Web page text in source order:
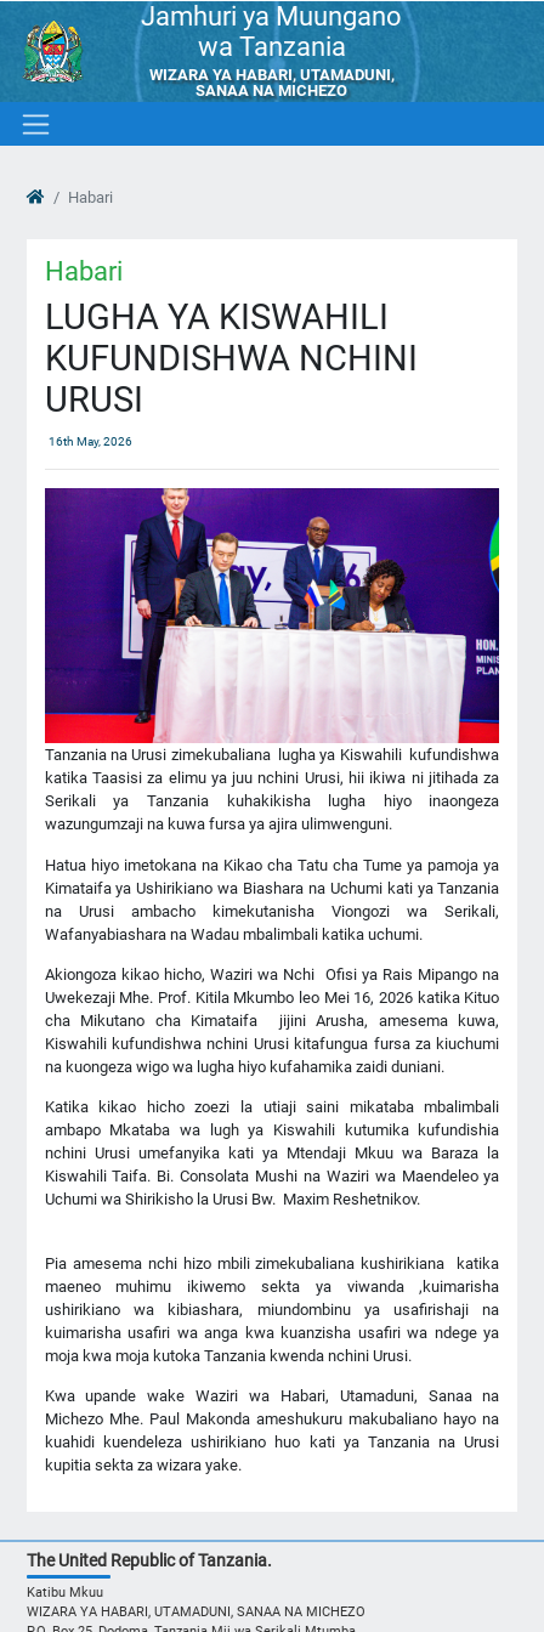
Jamhuri ya Muungano
wa Tanzania
WIZARA YA HABARI, UTAMADUNI,
SANAA NA MICHEZO
Habari
Habari
LUGHA YA KISWAHILI
KUFUNDISHWA NCHINI
URUSI
16th May, 2026
Tanzania na Urusi zimekubaliana lugha ya Kiswahili kufundishwa
katika Taasisi za elimu ya juu nchini Urusi, hii ikiwa ni jitihada za
Serikali ya Tanzania kuhakikisha lugha hiyo inaongeza
wazungumzaji na kuwa fursa ya ajira ulimwenguni.
Hatua hiyo imetokana na Kikao cha Tatu cha Tume ya pamoja ya
Kimataifa ya Ushirikiano wa Biashara na Uchumi kati ya Tanzania
na Urusi ambacho kimekutanisha Viongozi wa Serikali,
Wafanyabiashara na Wadau mbalimbali katika uchumi.
Akiongoza kikao hicho, Waziri wa Nchi Ofisi ya Rais Mipango na
Uwekezaji Mhe. Prof. Kitila Mkumbo leo Mei 16, 2026 katika Kituo
cha Mikutano cha Kimataifa jijini Arusha, amesema kuwa,
Kiswahili kufundishwa nchini Urusi kitafungua fursa za kiuchumi
na kuongeza wigo wa lugha hiyo kufahamika zaidi duniani.
Katika kikao hicho zoezi la utiaji saini mikataba mbalimbali
ambapo Mkataba wa lugh ya Kiswahili kutumika kufundishia
nchini Urusi umefanyika kati ya Mtendaji Mkuu wa Baraza la
Kiswahili Taifa. Bi. Consolata Mushi na Waziri wa Maendeleo ya
Uchumi wa Shirikisho la Urusi Bw. Maxim Reshetnikov.
Pia amesema nchi hizo mbili zimekubaliana kushirikiana katika
maeneo muhimu ikiwemo sekta ya viwanda ,kuimarisha
ushirikiano wa kibiashara, miundombinu ya usafirishaji na
kuimarisha usafiri wa anga kwa kuanzisha usafiri wa ndege ya
moja kwa moja kutoka Tanzania kwenda nchini Urusi.
Kwa upande wake Waziri wa Habari, Utamaduni, Sanaa na
Michezo Mhe. Paul Makonda ameshukuru makubaliano hayo na
kuahidi kuendeleza ushirikiano huo kati ya Tanzania na Urusi
kupitia sekta za wizara yake.
The United Republic of Tanzania.
Katibu Mkuu
WIZARA YA HABARI, UTAMADUNI, SANAA NA MICHEZO